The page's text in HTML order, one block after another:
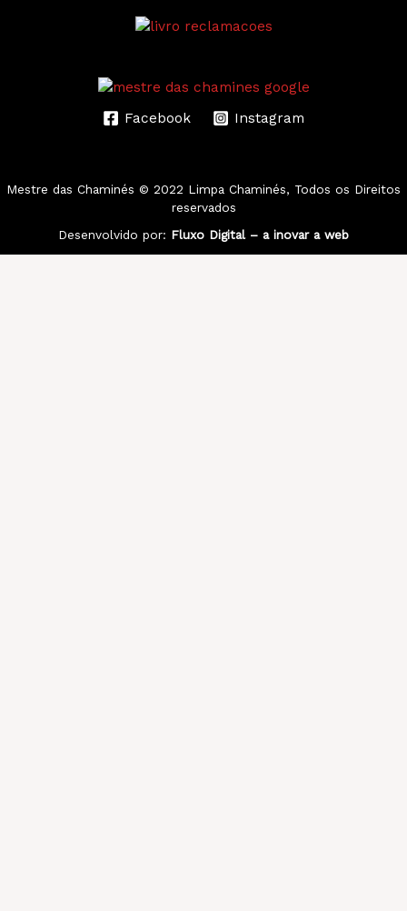
Facebook Instagram
Mestre das Chaminés © 2022 Limpa Chaminés, Todos os Direitos
reservados
Desenvolvido por: Fluxo Digital – a inovar a web